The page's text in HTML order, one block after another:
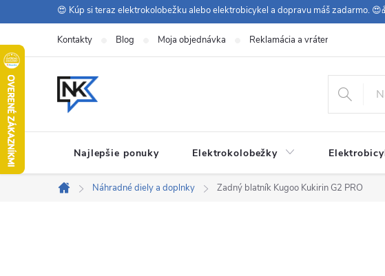
na
obsah
😍 Kúp si teraz elektrokolobežku alebo elektrobicykel a dopravu máš zadarmo.
Kontakty Blog Moja objednávka Reklamácia a vrátenie
Najlepšie ponuky Elektrokolobežky
Domov
Náhradné diely a doplnky Zadný blatník Kugoo Kukirin G2 PRO